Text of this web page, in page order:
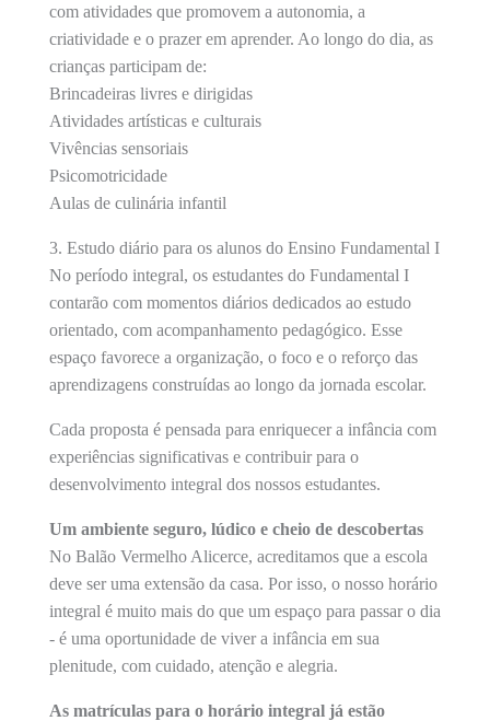
com atividades que promovem a autonomia, a
criatividade e o prazer em aprender. Ao longo do dia, as
crianças participam de:
Brincadeiras livres e dirigidas
Atividades artísticas e culturais
Vivências sensoriais
Psicomotricidade
Aulas de culinária infantil
3. Estudo diário para os alunos do Ensino Fundamental I
No período integral, os estudantes do Fundamental I
contarão com momentos diários dedicados ao estudo
orientado, com acompanhamento pedagógico. Esse
espaço favorece a organização, o foco e o reforço das
aprendizagens construídas ao longo da jornada escolar.
Cada proposta é pensada para enriquecer a infância com
experiências significativas e contribuir para o
desenvolvimento integral dos nossos estudantes.
Um ambiente seguro, lúdico e cheio de descobertas
No Balão Vermelho Alicerce, acreditamos que a escola
deve ser uma extensão da casa. Por isso, o nosso horário
integral é muito mais do que um espaço para passar o dia
- é uma oportunidade de viver a infância em sua
plenitude, com cuidado, atenção e alegria.
As matrículas para o horário integral já estão